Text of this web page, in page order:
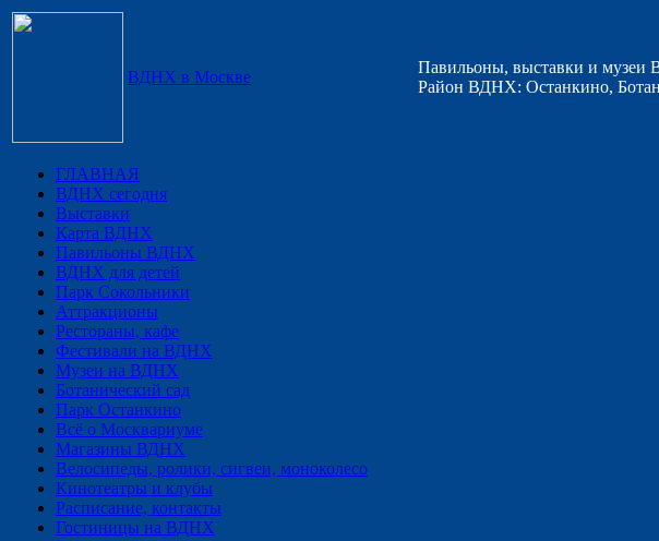
ВДНХ в Москве
Павильоны, выставки и музеи
Район ВДНХ: Останкино,
ГЛАВНАЯ
ВДНХ сегодня
Выставки
Карта ВДНХ
Павильоны ВДНХ
ВДНХ для детей
Парк Сокольники
Аттракционы
Рестораны, кафе
Фестивали на ВДНХ
Музеи на ВДНХ
Ботанический сад
Парк Останкино
Всё о Москвариуме
Магазины ВДНХ
Велосипеды, ролики, сигвеи, моноколесо
Кинотеатры и клубы
Расписание, контакты
Гостиницы на ВДНХ